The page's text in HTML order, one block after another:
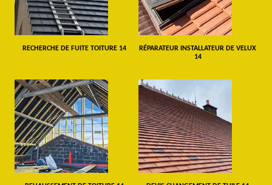
RECHERCHE DE FUITE TOITURE 14
RÉPARATEUR INSTALLATEUR DE VELUX
14